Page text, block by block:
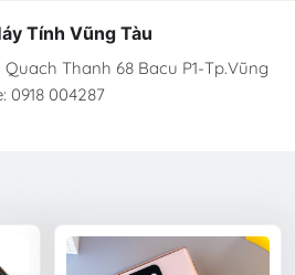
Tính Vũng Tàu
Thanh 68 Bacu P1-Tp.Vũng
0918 004287